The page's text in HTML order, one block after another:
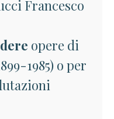
Francesco
opere di
1985) o per